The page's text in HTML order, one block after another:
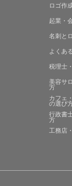
ロゴ作
起業・
名刺と
よくあ
税理士
美容サ
方
カフェ
の選び
行政書
方
工務店